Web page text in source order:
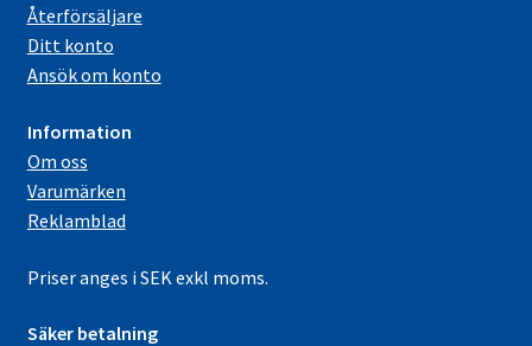
Återförsäljare
Ditt konto
Ansök om konto
Information
Om oss
Varumärken
Reklamblad
Priser anges i SEK exkl moms.
Säker betalning